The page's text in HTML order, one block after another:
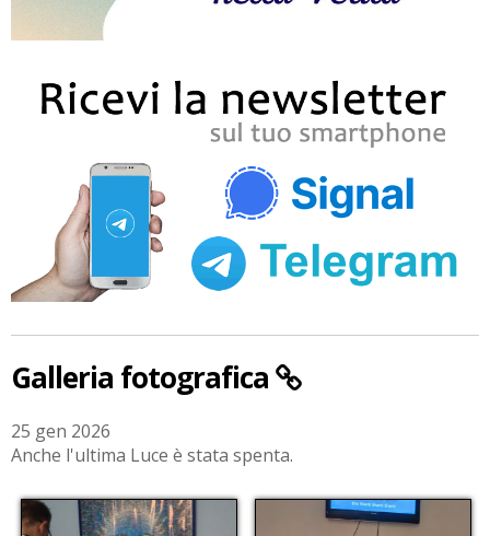
Galleria fotografica
25 gen 2026
Anche l'ultima Luce è stata spenta.